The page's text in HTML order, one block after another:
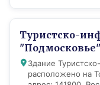
пройти, как
экз. (годовой
туристическая
распространяется
Туристско-
Здание
расположено на